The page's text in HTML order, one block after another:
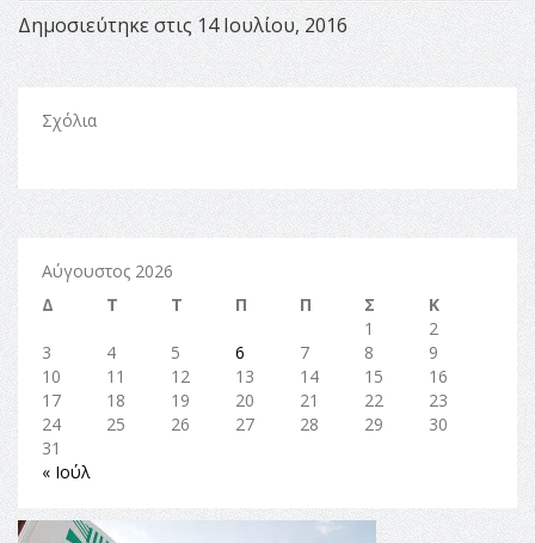
Δημοσιεύτηκε στις 14 Ιουλίου, 2016
Σχόλια
Αύγουστος 2026
Δ
Τ Τ Π Π Σ
Κ
1
2
3
4 5 6 7 8
9
10
11 12 13 14 15
16
17
18 19 20 21 22
23
24
25 26 27 28 29
30
31
« Ιούλ